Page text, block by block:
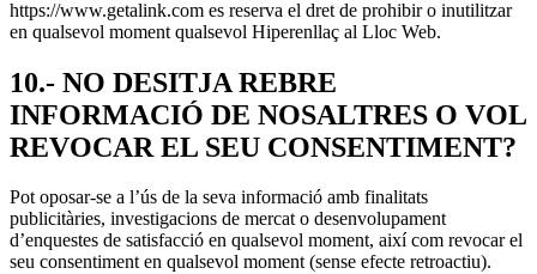
https://www.getalink.com es reserva el dret de prohibir o inutilitzar
en qualsevol moment qualsevol Hiperenllaç al Lloc Web.
10.- NO DESITJA REBRE
INFORMACIÓ DE NOSALTRES O VOL
REVOCAR EL SEU CONSENTIMENT?
Pot oposar-se a l’ús de la seva informació amb finalitats
publicitàries, investigacions de mercat o desenvolupament
d’enquestes de satisfacció en qualsevol moment, així com revocar el
seu consentiment en qualsevol moment (sense efecte retroactiu).